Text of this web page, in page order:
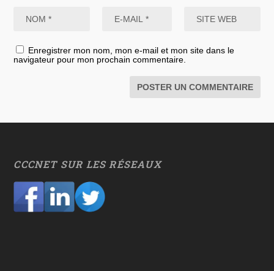
Enregistrer mon nom, mon e-mail et mon site dans le
navigateur pour mon prochain commentaire.
CCCNET SUR LES RÉSEAUX